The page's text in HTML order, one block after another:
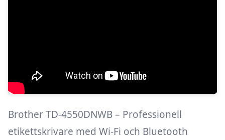
Brother TD-4550DNWB – Professionell
etikettskrivare med Wi-Fi och Bluetooth